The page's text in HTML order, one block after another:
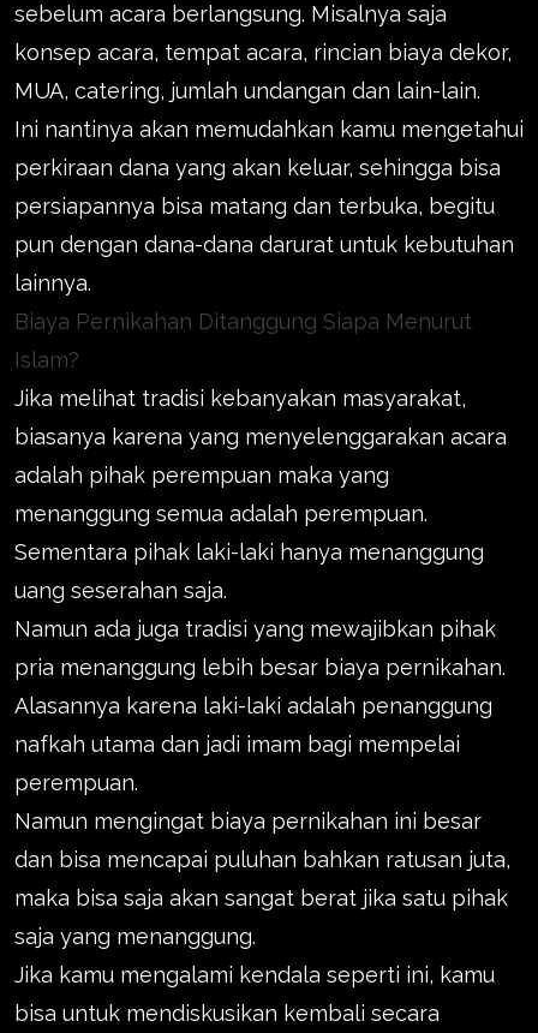
sebelum acara berlangsung. Misalnya saja
konsep acara, tempat acara, rincian biaya dekor,
MUA, catering, jumlah undangan dan lain-lain.
Ini nantinya akan memudahkan kamu mengetahui
perkiraan dana yang akan keluar, sehingga bisa
persiapannya bisa matang dan terbuka, begitu
pun dengan dana-dana darurat untuk kebutuhan
lainnya.
Biaya Pernikahan Ditanggung Siapa Menurut
Islam?
Jika melihat tradisi kebanyakan masyarakat,
biasanya karena yang menyelenggarakan acara
adalah pihak perempuan maka yang
menanggung semua adalah perempuan.
Sementara pihak laki-laki hanya menanggung
uang seserahan saja.
Namun ada juga tradisi yang mewajibkan pihak
pria menanggung lebih besar biaya pernikahan.
Alasannya karena laki-laki adalah penanggung
nafkah utama dan jadi imam bagi mempelai
perempuan.
Namun mengingat biaya pernikahan ini besar
dan bisa mencapai puluhan bahkan ratusan juta,
maka bisa saja akan sangat berat jika satu pihak
saja yang menanggung.
Jika kamu mengalami kendala seperti ini, kamu
bisa untuk mendiskusikan kembali secara